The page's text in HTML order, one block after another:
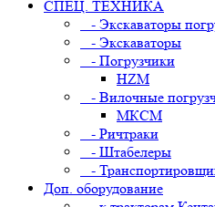
СПЕЦ. ТЕХНИКА
- Экскаваторы
- Экскаваторы
- Погрузчики
HZM
- Вилочные
МКСМ
- Ричтраки
- Штабелеры
-
Доп. оборудование